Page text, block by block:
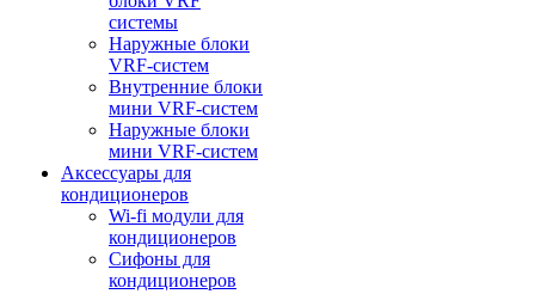
системы
Наружные блоки
VRF-систем
Внутренние блоки
мини VRF-систем
Наружные блоки
мини VRF-систем
Аксессуары для
кондиционеров
Wi-fi модули для
кондиционеров
Сифоны для
кондиционеров